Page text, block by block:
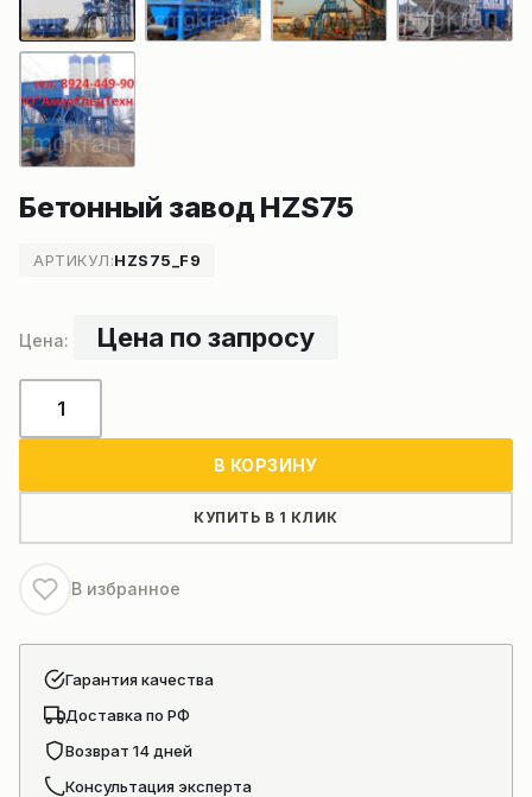
Бетонный завод HZS75
АРТИКУЛ:HZS75_F9
Цена по запросу
товара
В КОРЗИНУ
КУПИТЬ В 1 КЛИК
В избранное
Гарантия качества
Доставка по РФ
Возврат 14 дней
Консультация эксперта